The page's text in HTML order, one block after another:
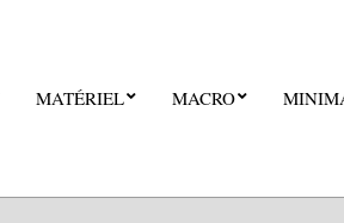
MATÉRIEL MACRO